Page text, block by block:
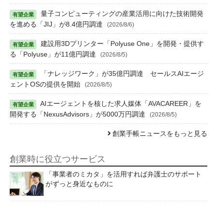
量子コンピューティングの産業活用に向けた技術開発
を進める「JIJ」が8.4億円調達
(2026/8/6)
建設用3Dプリンター「Polyuse One」を開発・提供す
る「Polyuse」が11億円調達
(2026/8/5)
「ナレッジワーク」が35億円調達 セールスAIエージ
ェントOSの提供を開始
(2026/8/5)
AIエージェントを核した求人媒体「AVACAREER」を
開発する「NexusAdvisors」が5000万円調達
(2026/8/5)
創業手帳ニュースをもっと見る
創業時に役立つサービス
「事業者のミカタ」を活用すれば弁護士のサポート
がずっと身近なものに